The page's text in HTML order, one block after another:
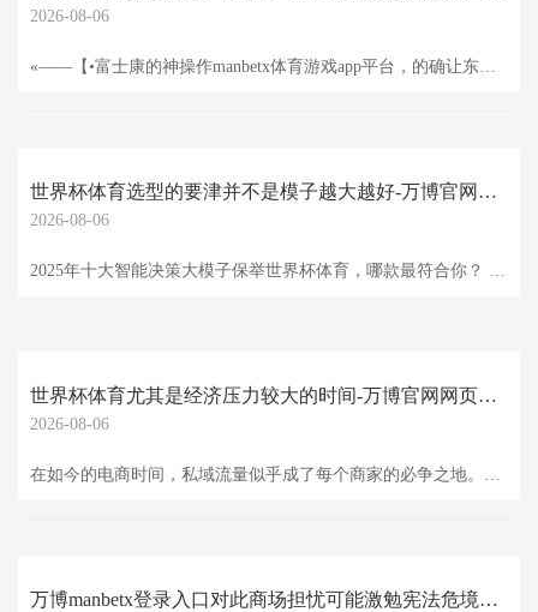
2026-08-06
«——【•富士康的神操作manbetx体育游戏app平台，的确让东谈主看得直摇头唏嘘•】——» 提及富士康这几个月里那波操作 的确叫东谈主佩服得五体投地 从短短几个月时分里，市值通宵暴涨六千亿 的确像坐了火箭雷同蹭蹭往上窜 原来还在说要给大陆“赏饭吃”的，结果一排身就把好意思国那些烂摊子舍弃，又在中国大举投资 这一出一收的把戏，的确让东谈主狐疑到不能：难不成 富士康这是在玩“变戏法” 从“社会第八大名胜”到烂尾楼，背后故事啥样 还难忘2017年那会儿，特朗普刚上台没多久，正在嘴上喊着要把好意思
世界杯体育选型的要津并不是模子越大越好-万博官网网页版·官方网站 - 登录入口
2026-08-06
2025年十大智能决策大模子保举世界杯体育，哪款最符合你？ 纲目 干预2025年，智能决策大模子已成为企业数字化转型和复杂业务决策的中枢引擎。从供应链逶迤到金融风控，从贤达制造到城市治理，大模子不仅能处理海量数据，还能在多指标、多敛迹的条目下快速生成可本质的最优决策决策。阛阓款式上，国表里厂商均在加快布局：一方面所以杉数科技（COPT决策大模子）为代表的专科求解器与行业模子深度和会，强调算力完毕和工程落地；另一方面则是OpenAI、谷歌、华为等笼统性平台厂商，将通用大模子与行业插件聚拢，提供端
世界杯体育尤其是经济压力较大的时间-万博官网网页版·官方网站 - 登录入口
2026-08-06
在如今的电商时间，私域流量似乎成了每个商家的必争之地。但许多东谈主却发现，我方在私域卖货时，销量并莫得达到预期。为什么会这样呢？接下来，咱们一齐来聊聊为什么私域卖货频频“卖不动”以及怎么突破这些贫困。 1. 左迁销耗心理，许多东谈主不肯意用钱 目下的销耗者，尤其是经济压力较大的时间，频频会产生“左迁销耗”的心理。比如，一些高端产物（如虫草、保健品等），天然有其专有的价值，但销耗者可能会合计“我不吃行弗成？”，这种心理径直影响了他们对高价商品的采纳度。 举个例子：咱们财税行业也濒临这样的情况。大
万博manbetx登录入口对此商场担忧可能激勉宪法危境并加重商场激荡-万博官网网页版·官方网站 - 登录入口